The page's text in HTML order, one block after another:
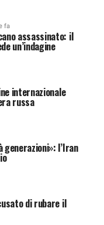
fa
assassinato: il
un’indagine
internazionale
russa
generazioni»: l’Iran
di rubare il